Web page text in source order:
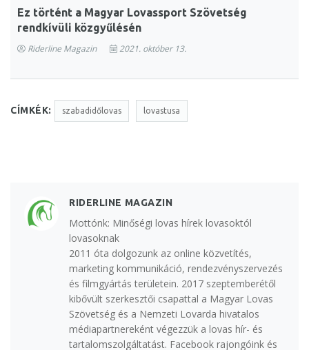
Ez történt a Magyar Lovassport Szövetség
rendkívüli közgyűlésén
Riderline Magazin 2021. október 13.
CÍMKÉK: szabadidőlovas lovastusa
RIDERLINE MAGAZIN
Mottónk: Minőségi lovas hírek lovasoktól
lovasoknak
2011 óta dolgozunk az online közvetítés,
marketing kommunikáció, rendezvényszervezés
és filmgyártás területein. 2017 szeptemberétől
kibővült szerkesztői csapattal a Magyar Lovas
Szövetség és a Nemzeti Lovarda hivatalos
médiapartnereként végezzük a lovas hír- és
tartalomszolgáltatást. Facebook rajongóink és